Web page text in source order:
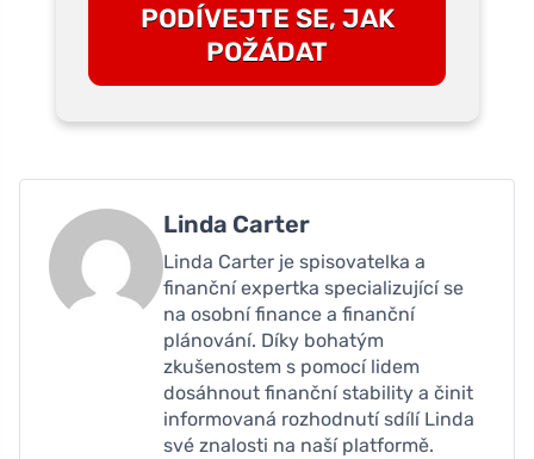
PODÍVEJTE SE, JAK
POŽÁDAT
Linda Carter
Linda Carter je spisovatelka a
finanční expertka specializující se
na osobní finance a finanční
plánování. Díky bohatým
zkušenostem s pomocí lidem
dosáhnout finanční stability a činit
informovaná rozhodnutí sdílí Linda
své znalosti na naší platformě.